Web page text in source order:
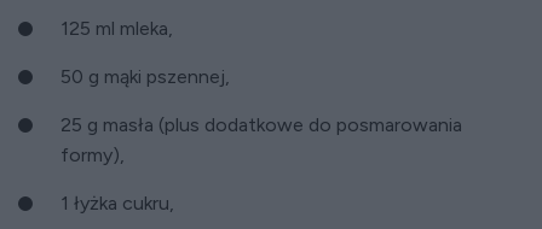
125 ml mleka,
50 g mąki pszennej,
25 g masła (plus dodatkowe do posmarowania
formy),
1 łyżka cukru,